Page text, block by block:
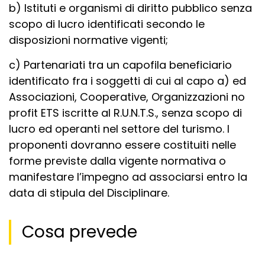
b) Istituti e organismi di diritto pubblico senza
scopo di lucro identificati secondo le
disposizioni normative vigenti;
c) Partenariati tra un capofila beneficiario
identificato fra i soggetti di cui al capo a) ed
Associazioni, Cooperative, Organizzazioni no
profit ETS iscritte al R.U.N.T.S., senza scopo di
lucro ed operanti nel settore del turismo. I
proponenti dovranno essere costituiti nelle
forme previste dalla vigente normativa o
manifestare l’impegno ad associarsi entro la
data di stipula del Disciplinare.
Cosa prevede